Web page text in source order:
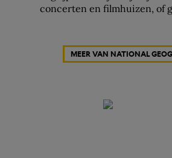
concerten en filmhuizen, of
MEER VAN NATIONAL